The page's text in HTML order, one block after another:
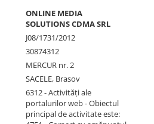
ONLINE MEDIA
SOLUTIONS CDMA SRL
J08/1731/2012
30874312
MERCUR nr. 2
SACELE, Brasov
6312 - Activităţi ale
portalurilor web - Obiectul
principal de activitate este: